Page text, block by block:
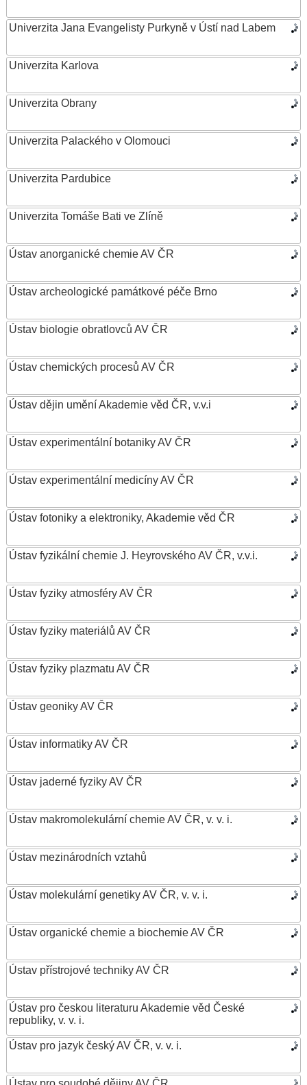
Univerzita Jana Evangelisty Purkyně v Ústí nad Labem
Univerzita Karlova
Univerzita Obrany
Univerzita Palackého v Olomouci
Univerzita Pardubice
Univerzita Tomáše Bati ve Zlíně
Ústav anorganické chemie AV ČR
Ústav archeologické památkové péče Brno
Ústav biologie obratlovců AV ČR
Ústav chemických procesů AV ČR
Ústav dějin umění Akademie věd ČR, v.v.i
Ústav experimentální botaniky AV ČR
Ústav experimentální medicíny AV ČR
Ústav fotoniky a elektroniky, Akademie věd ČR
Ústav fyzikální chemie J. Heyrovského AV ČR, v.v.i.
Ústav fyziky atmosféry AV ČR
Ústav fyziky materiálů AV ČR
Ústav fyziky plazmatu AV ČR
Ústav geoniky AV ČR
Ústav informatiky AV ČR
Ústav jaderné fyziky AV ČR
Ústav makromolekulární chemie AV ČR, v. v. i.
Ústav mezinárodních vztahů
Ústav molekulární genetiky AV ČR, v. v. i.
Ústav organické chemie a biochemie AV ČR
Ústav přístrojové techniky AV ČR
Ústav pro českou literaturu Akademie věd České
republiky, v. v. i.
Ústav pro jazyk český AV ČR, v. v. i.